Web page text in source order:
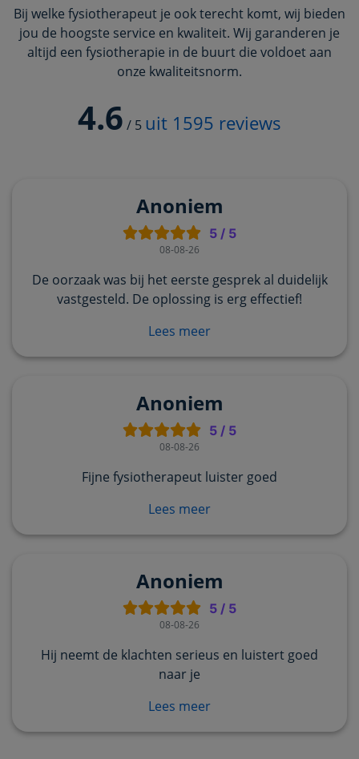
Bij welke fysiotherapeut je ook terecht komt, wij bieden
jou de hoogste service en kwaliteit. Wij garanderen je
altijd een fysiotherapie in de buurt die voldoet aan
onze kwaliteitsnorm.
4.6 / 5 uit 1595 reviews
Anoniem
5 / 5
08-08-26
De oorzaak was bij het eerste gesprek al duidelijk
vastgesteld. De oplossing is erg effectief!
Lees meer
Anoniem
5 / 5
08-08-26
Fijne fysiotherapeut luister goed
Lees meer
Anoniem
5 / 5
08-08-26
Hij neemt de klachten serieus en luistert goed
naar je
Lees meer